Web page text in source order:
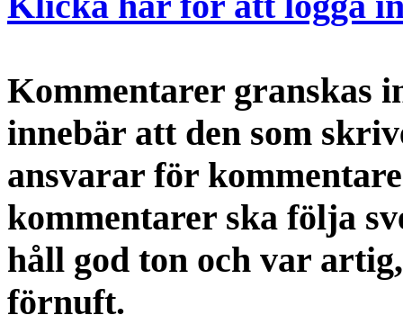
Kommentarer granskas
innebär att den som
ansvarar för
kommentarer ska följa
håll god ton och var
förnuft.